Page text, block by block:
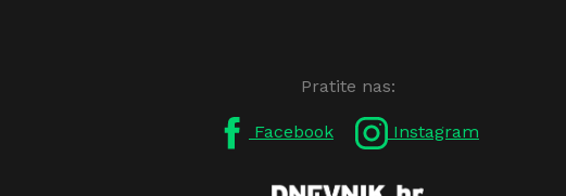
Pratite nas:
Facebook Instagram